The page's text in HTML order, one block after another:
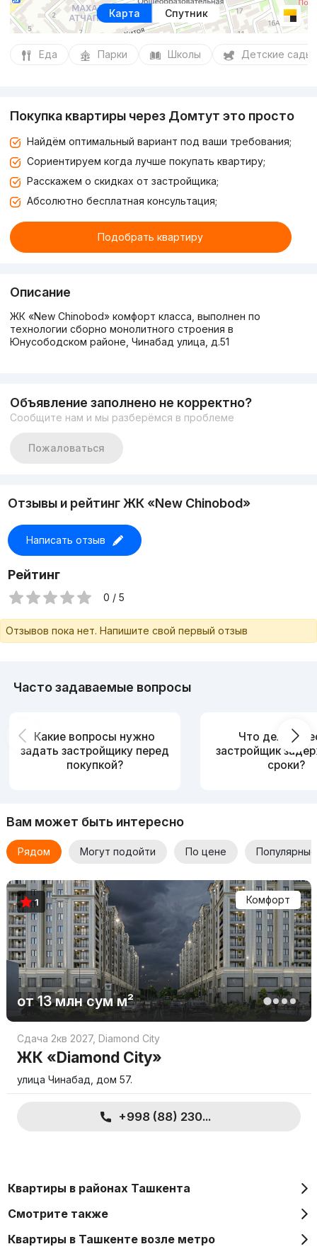
Карта Спутник
Еда Парки Школы Детские сады
Покупка квартиры через Домтут это просто
Найдём оптимальный вариант под ваши требования;
Сориентируем когда лучше покупать квартиру;
Расскажем о скидках от застройщика;
Абсолютно бесплатная консультация;
Подобрать квартиру
Описание
ЖК «New Chinobod» комфорт класса, выполнен по
технологии сборно монолитного строения в
Юнусободском районе, Чинабад улица, д.51
Объявление заполнено не корректно?
Сообщите нам и мы разберёмся в проблеме
Пожаловаться
Отзывы и рейтинг ЖК «New Chinobod»
Написать отзыв
Рейтинг
0 / 5
Отзывов пока нет. Напишите свой первый отзыв
Часто задаваемые вопросы
Какие вопросы нужно
задать застройщику перед
покупкой?
Что делать,
застройщик
сроки?
Вам может быть интересно
Рядом Могут подойти По цене Популярные
Комфорт
от13 млн сумм²
1
Сдача 2кв 2027, Diamond City
ЖК «Diamond City»
улица Чинабад, дом 57.
+998 (88) 230...
Квартиры в районах Ташкента
Смотрите также
Квартиры в Ташкенте возле метро